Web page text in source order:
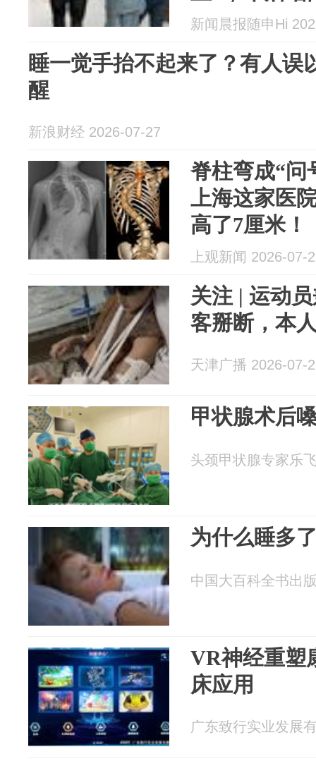
新闻晨报随申Hi
睡一觉手抬不起来了？有人误
醒
新浪财经 2026-07-27
脊柱弯成“问
上海这家医
高了7厘米！
上观新闻 2026-07-
关注 | 运动
客掰断，本
天津广播 2026-07-
甲状腺术后
头颈甲状腺专家乐
为什么睡多
中国大百科全书出
VR神经重塑
床应用
广东致行实业发展